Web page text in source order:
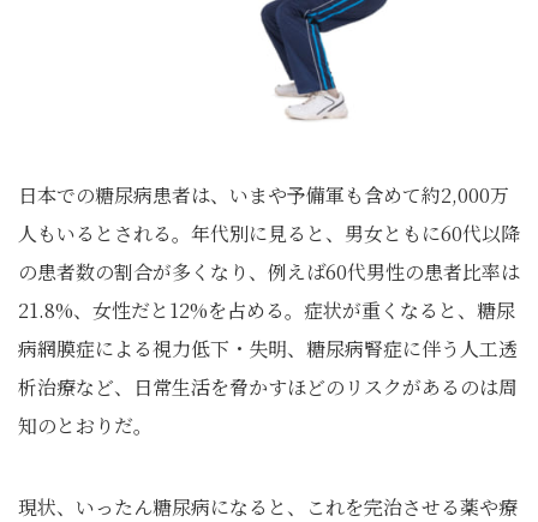
日本での糖尿病患者は、いまや予備軍も含めて約2,000万
人もいるとされる。年代別に見ると、男女ともに60代以降
の患者数の割合が多くなり、例えば60代男性の患者比率は
21.8%、女性だと12%を占める。症状が重くなると、糖尿
病網膜症による視力低下・失明、糖尿病腎症に伴う人工透
析治療など、日常生活を脅かすほどのリスクがあるのは周
知のとおりだ。
現状、いったん糖尿病になると、これを完治させる薬や療